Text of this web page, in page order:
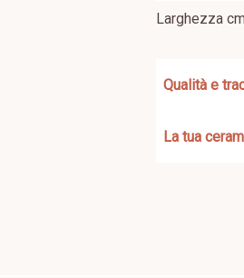
Larghezza
Qualità e
La tua